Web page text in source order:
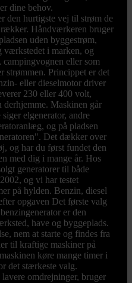
dine behov.
den hurtigste vej til strøm de
Håndværkeren bruger
uden byggestrøm,
værkstedet i marken, og
eller som
strømmen. Princippet er det
eller dieselmotor driver
230 eller 400 volt,
Maskinen går
elgenerator, andre
og på pladsen
Det dækker over
og har du først fundet den
med dig i mange år. Hos
generatorer til både
og vi har testet
på hylden. Benzin, diesel
opgaven Det første valg
er den
have og byggeplads.
nem at starte og findes fra
til kraftige maskiner på
køre mange timer i
det stærkeste valg.
omdrejninger, bruger